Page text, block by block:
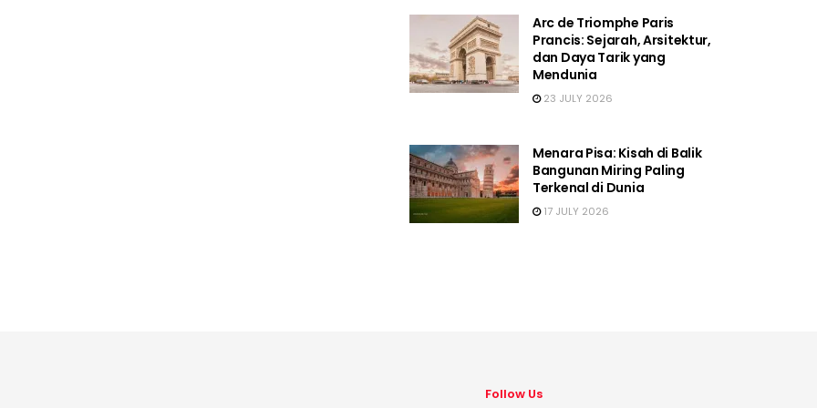
Arc de Triomphe Paris
Prancis: Sejarah, Arsitektur,
dan Daya Tarik yang
Mendunia
23 JULY 2026
Menara Pisa: Kisah di Balik
Bangunan Miring Paling
Terkenal di Dunia
17 JULY 2026
Follow Us